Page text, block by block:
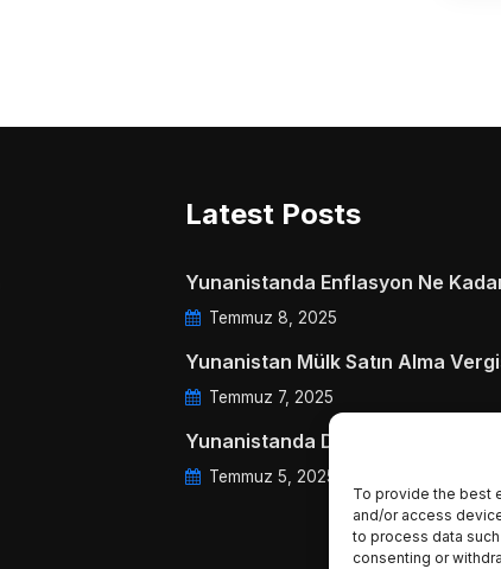
To provide the best
and/or access
to process data
consenting or
Latest Posts
Yunanistanda Enflasyon Ne
Temmuz 8, 2025
Yunanistan Mülk Satın Alma
Temmuz 7, 2025
Yunanistanda Daire Aidatları ve
Temmuz 5, 2025